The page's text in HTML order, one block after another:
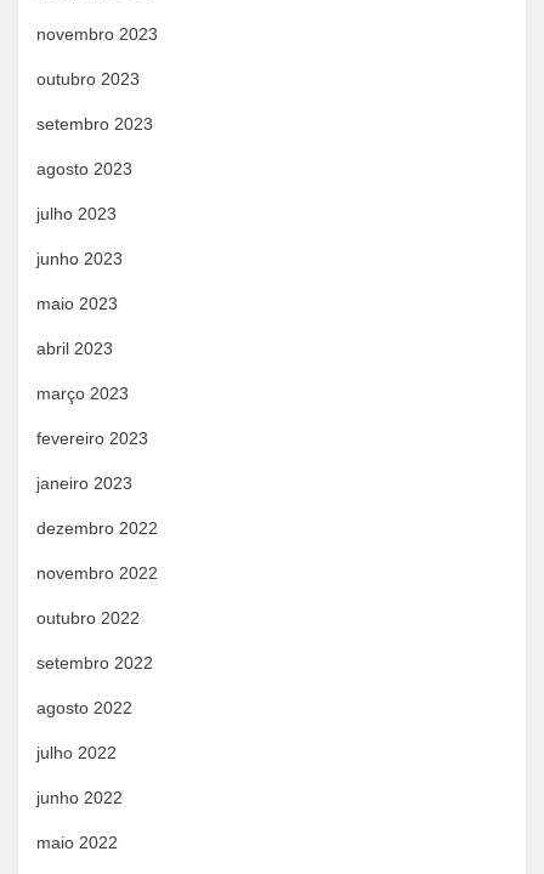
novembro 2023
outubro 2023
setembro 2023
agosto 2023
julho 2023
junho 2023
maio 2023
abril 2023
março 2023
fevereiro 2023
janeiro 2023
dezembro 2022
novembro 2022
outubro 2022
setembro 2022
agosto 2022
julho 2022
junho 2022
maio 2022